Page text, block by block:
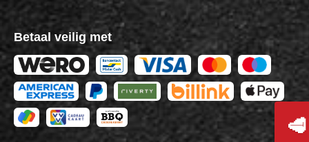
Betaal veilig met
🥩